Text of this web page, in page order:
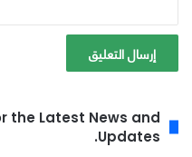
the Latest News and
Updates.